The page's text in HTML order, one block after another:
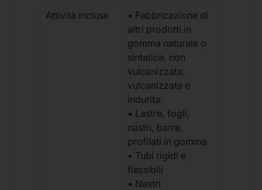
Attività incluse
• Fabbricazione di
altri prodotti in
gomma naturale o
sintetica, non
vulcanizzata,
vulcanizzata o
indurita:
• Lastre, fogli,
nastri, barre,
profilati in gomma
• Tubi rigidi e
flessibili
• Nastri